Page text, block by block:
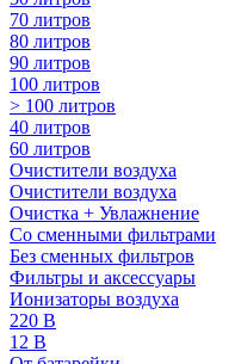
70 литров
80 литров
90 литров
100 литров
> 100 литров
40 литров
60 литров
Очистители воздуха
Очистители воздуха
Очистка + Увлажнение
Cо сменными фильтрами
Без сменных фильтров
Фильтры и аксессуары
Ионизаторы воздуха
220 В
12 В